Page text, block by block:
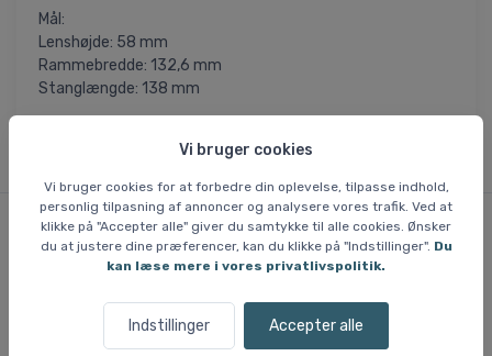
Vi bruger cookies
Vi bruger cookies for at forbedre din oplevelse, tilpasse indhold,
personlig tilpasning af annoncer og analysere vores trafik. Ved at
klikke på "Accepter alle" giver du samtykke til alle cookies. Ønsker
du at justere dine præferencer, kan du klikke på "Indstillinger". Du
kan læse mere i vores privatlivspolitik.
Indstillinger Accepter alle
Mål:
Lenshøjde: 58 mm
Rammebredde: 132,6 mm
Stanglængde: 138 mm
Lignende varer
Fri fragt